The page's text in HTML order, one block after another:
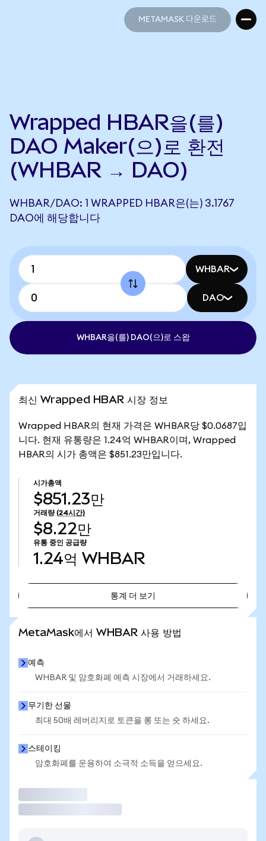
METAMASK 다운로드
Wrapped HBAR을(를)
DAO Maker(으)로 환전
(WHBAR → DAO)
WHBAR/DAO: 1 WRAPPED HBAR은(는) 3.1767
DAO에 해당합니다
WHBAR
DAO
WHBAR을(를) DAO(으)로 스왑
최신 Wrapped HBAR 시장 정보
Wrapped HBAR의 현재 가격은 WHBAR당 $0.0687입
니다. 현재 유통량은 1.24억 WHBAR이며, Wrapped
HBAR의 시가 총액은 $851.23만입니다.
시가총액
$851.23만
거래량 (24시간)
$8.22만
유통 중인 공급량
1.24억 WHBAR
통계 더 보기
MetaMask에서 WHBAR 사용 방법
예측
WHBAR 및 암호화폐 예측 시장에서 거래하세요.
무기한 선물
최대 50배 레버리지로 토큰을 롱 또는 숏 하세요.
스테이킹
암호화폐를 운용하여 소극적 소득을 얻으세요.